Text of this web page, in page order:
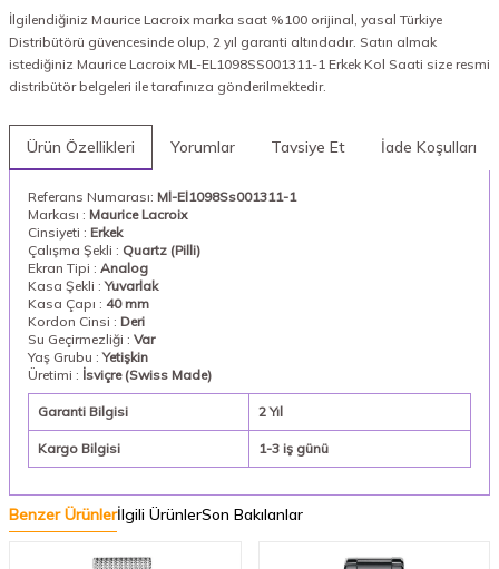
İlgilendiğiniz Maurice Lacroix marka saat %100 orijinal, yasal Türkiye
Distribütörü güvencesinde olup, 2 yıl garanti altındadır. Satın almak
istediğiniz Maurice Lacroix ML-EL1098SS001311-1 Erkek Kol Saati size resmi
distribütör belgeleri ile tarafınıza gönderilmektedir.
Ürün Özellikleri Yorumlar Tavsiye Et İade Koşulları
Referans Numarası: Ml-El1098Ss001311-1
Markası : Maurice Lacroix
Cinsiyeti : Erkek
Çalışma Şekli : Quartz (Pilli)
Ekran Tipi : Analog
Kasa Şekli :Yuvarlak
Kasa Çapı : 40 mm
Kordon Cinsi : Deri
Su Geçirmezliği : Var
Yaş Grubu :Yetişkin
Üretimi : İsviçre (Swiss Made)
Garanti Bilgisi 2 Yıl
Kargo Bilgisi 1-3 iş günü
Benzer Ürünlerİlgili ÜrünlerSon Bakılanlar